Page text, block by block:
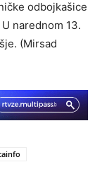
odbojkašice
narednom 13.
(Mirsad